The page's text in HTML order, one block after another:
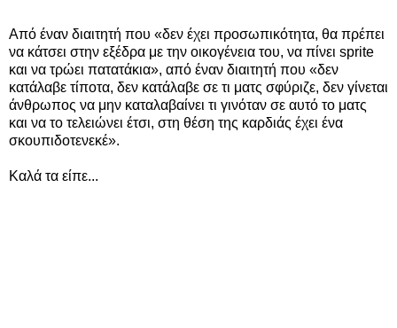
Από έναν διαιτητή που «δεν έχει προσωπικότητα, θα πρέπει
να κάτσει στην εξέδρα με την οικογένεια του, να πίνει sprite
και να τρώει πατατάκια», από έναν διαιτητή που «δεν
κατάλαβε τίποτα, δεν κατάλαβε σε τι ματς σφύριζε, δεν γίνεται
άνθρωπος να μην καταλαβαίνει τι γινόταν σε αυτό το ματς
και να το τελειώνει έτσι, στη θέση της καρδιάς έχει ένα
σκουπιδοτενεκέ».
Καλά τα είπε...